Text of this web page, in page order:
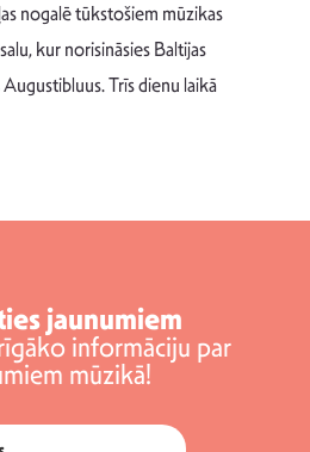
nogalē tūkstošiem mūzikas
kur norisināsies Baltijas
Trīs dienu laikā
jaunumiem
informāciju par
mūzikā!